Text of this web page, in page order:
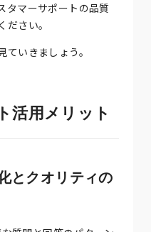
タマーサポートの品質
さい。
いきましょう。
活用メリット
とクオリティの